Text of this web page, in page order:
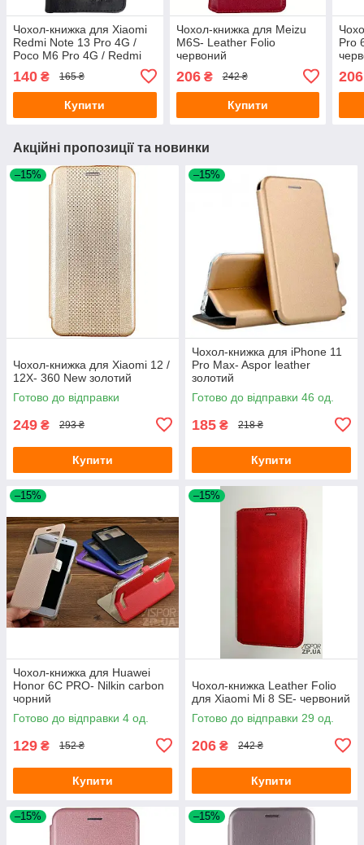
Чохол-книжка для Xiaomi
Redmi Note 13 Pro 4G /
Poco M6 Pro 4G / Redmi
застібка)- Leather Folio
New чорний
140 ₴ 165 ₴
Купити
Чохол-книжка для Meizu
M6S- Leather Folio
червоний
206₴ 242 ₴
Купити
Pro
206
Акційні пропозиції та новинки
–15%
Чохол-книжка для Xiaomi 12 /
12X- 360 New золотий
Готово до відправки
249 ₴ 293 ₴
Купити
–15%
Чохол-книжка для iPhone 11
Pro Max- Aspor leather
золотий
Готово до відправки 46 од.
185 ₴ 218 ₴
Купити
–15%
Чохол-книжка для Huawei
Honor 6C PRO- Nilkin carbon
чорний
Готово до відправки 4 од.
129 ₴ 152 ₴
Купити
–15%
Чохол-книжка Leather Folio
для Xiaomi Mi 8 SE- червоний
Готово до відправки 29 од.
206 ₴ 242 ₴
Купити
–15% –15%